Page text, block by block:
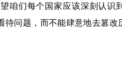
咱们每个国家应该深刻认识
待问题，而不能肆意地去篡改